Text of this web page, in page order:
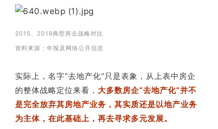
2015、2019典型房企战略对比
资料来源：年报及网络公开信息
实际上，名字“去地产化”只是表象，从上表中房企
的整体战略定位来看， 大多数房企“去地产化”并不
是完全放弃其房地产业务，其实质还是以地产业务
为主体，在此基础上，再去寻求多元发展。